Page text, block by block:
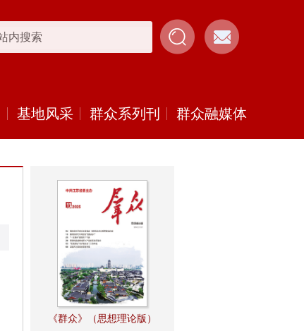
基地风采 群众系列刊 群众融媒体
《群众》（思想理论版）